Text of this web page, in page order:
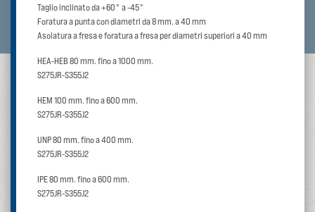
Taglio inclinato da +60° a -45°
Foratura a punta con diametri da 8 mm. a 40 mm
Asolatura a fresa e foratura a fresa per diametri superiori a 40 mm
HEA-HEB 80 mm. fino a 1000 mm.
S275JR-S355J2
HEM 100 mm. fino a 600 mm.
S275JR-S355J2
UNP 80 mm. fino a 400 mm.
S275JR-S355J2
IPE 80 mm. fino a 600 mm.
S275JR-S355J2